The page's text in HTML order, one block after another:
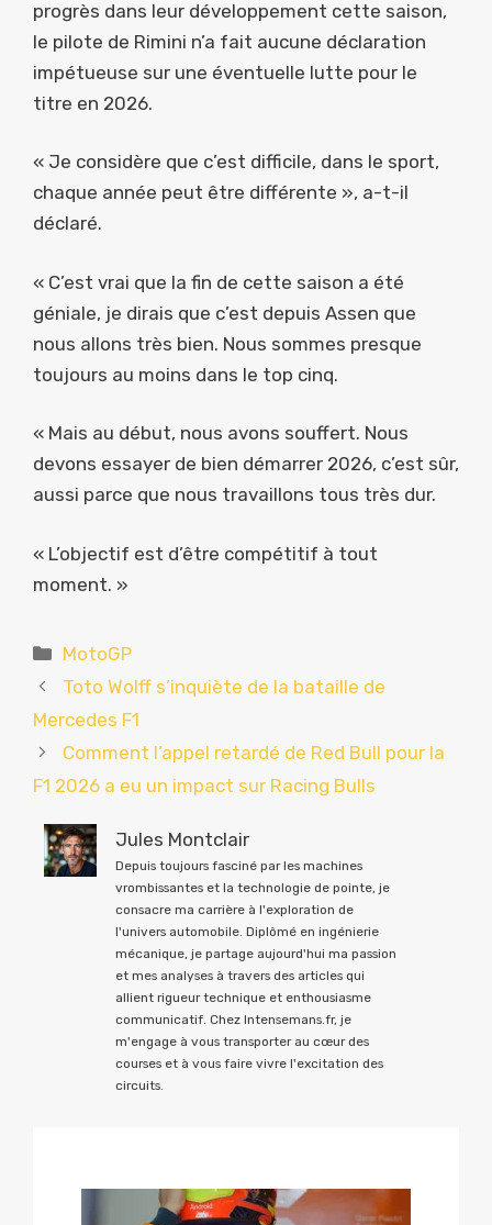
progrès dans leur développement cette saison,
le pilote de Rimini n’a fait aucune déclaration
impétueuse sur une éventuelle lutte pour le
titre en 2026.
« Je considère que c’est difficile, dans le sport,
chaque année peut être différente », a-t-il
déclaré.
« C’est vrai que la fin de cette saison a été
géniale, je dirais que c’est depuis Assen que
nous allons très bien. Nous sommes presque
toujours au moins dans le top cinq.
« Mais au début, nous avons souffert. Nous
devons essayer de bien démarrer 2026, c’est sûr,
aussi parce que nous travaillons tous très dur.
« L’objectif est d’être compétitif à tout
moment. »
Catégories
MotoGP
Toto Wolff s’inquiète de la bataille de
Mercedes F1
Comment l’appel retardé de Red Bull pour la
F1 2026 a eu un impact sur Racing Bulls
Jules Montclair
Depuis toujours fasciné par les machines
vrombissantes et la technologie de pointe, je
consacre ma carrière à l'exploration de
l'univers automobile. Diplômé en ingénierie
mécanique, je partage aujourd'hui ma passion
et mes analyses à travers des articles qui
allient rigueur technique et enthousiasme
communicatif. Chez Intensemans.fr, je
m'engage à vous transporter au cœur des
courses et à vous faire vivre l'excitation des
circuits.